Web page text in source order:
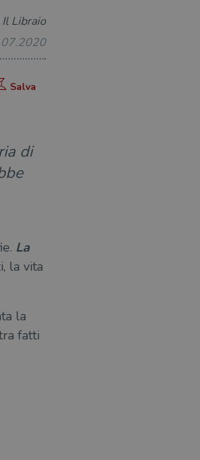
Il Libraio
di
La
la vita
la
fatti